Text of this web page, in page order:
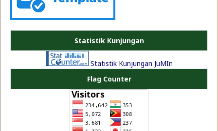
Statistik Kunjungan
Statistik Kunjungan JuMIn
Flag Counter